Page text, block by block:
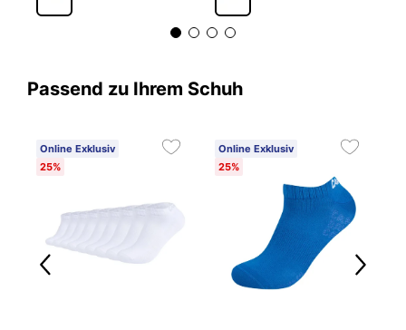
Passend zu Ihrem Schuh
Online Exklusiv
25%
Online Exklusiv
25%